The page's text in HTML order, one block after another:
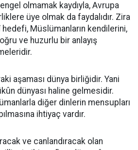
olmamak kaydıyla, Avrupa
üye olmak da faydalıdır. Zira
Müslümanların kendilerini,
ve huzurlu bir anlayış
aşaması dünya birliğidir. Yani
dünyası haline gelmesidir.
diğer dinlerin mensupları
ihtiyaç vardır.
ve canlandıracak olan